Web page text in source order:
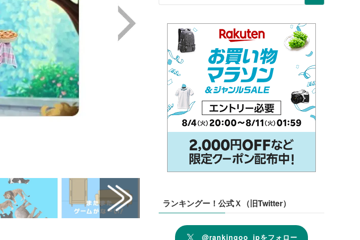
ランキングー！公式Ｘ（旧Twitter）
@rankingoo_jpをフォロー